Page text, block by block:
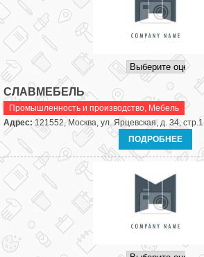
СЛАВМЕБЕЛЬ
Промышленность и производство, Мебель
Адрес:121552, Москва, ул. Ярцевская, д. 34, стр.1
ПОДРОБНЕЕ